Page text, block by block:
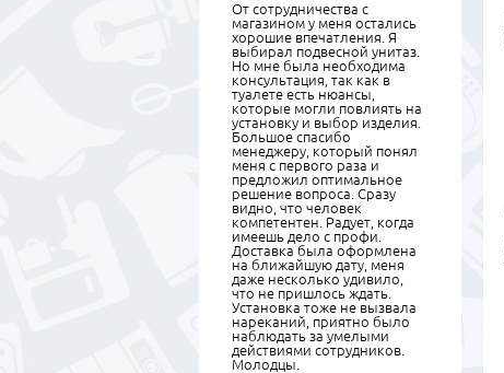
От сотрудничества с
магазином у меня остались
хорошие впечатления. Я
выбирал подвесной унитаз.
Но мне была необходима
консультация, так как в
туалете есть нюансы,
которые могли повлиять на
установку и выбор изделия.
Большое спасибо
менеджеру, который понял
меня с первого раза и
предложил оптимальное
решение вопроса. Сразу
видно, что человек
компетентен. Радует, когда
имеешь дело с профи.
Доставка была оформлена
на ближайшую дату, меня
даже несколько удивило,
что не пришлось ждать.
Установка тоже не вызвала
нареканий, приятно было
наблюдать за умелыми
действиями сотрудников.
Молодцы.